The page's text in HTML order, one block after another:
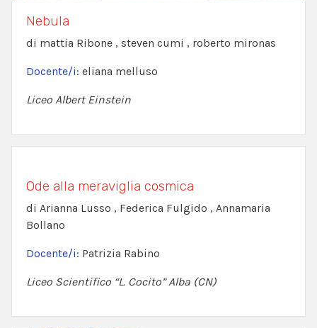
Nebula
di mattia Ribone , steven cumi , roberto mironas
Docente/i: eliana melluso
Liceo Albert Einstein
Ode alla meraviglia cosmica
di Arianna Lusso , Federica Fulgido , Annamaria
Bollano
Docente/i: Patrizia Rabino
Liceo Scientifico “L. Cocito” Alba (CN)